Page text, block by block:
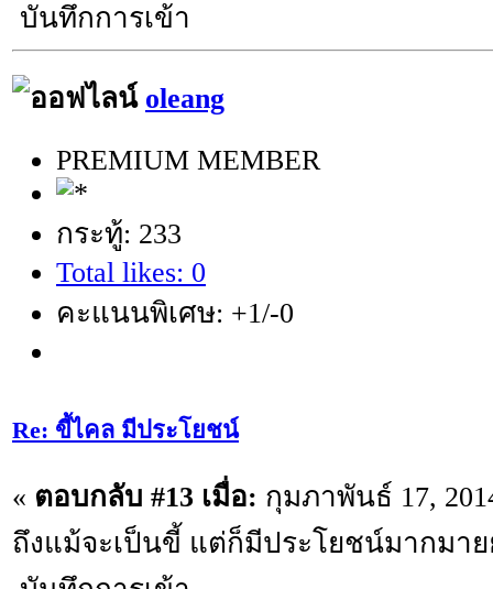
บันทึกการเข้า
oleang
PREMIUM MEMBER
กระทู้: 233
Total likes: 0
คะแนนพิเศษ: +1/-0
Re: ขี้ไคล มีประโยชน์
« ตอบกลับ #13 เมื่อ: กุมภาพันธ์ 17,
ถึงแม้จะเป็นขี้ แต่ก็มีประโยชน์มากมา